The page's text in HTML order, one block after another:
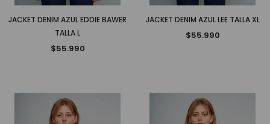
JACKET DENIM AZUL EDDIE BAWER
TALLA L
$55.990
JACKET DENIM AZUL LEE TALLA XL
$55.990